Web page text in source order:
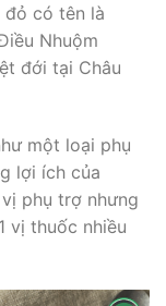
đỏ có tên là
Nhuộm
đới tại Châu
một loại phụ
lợi ích của
phụ trợ nhưng
vị thuốc nhiều